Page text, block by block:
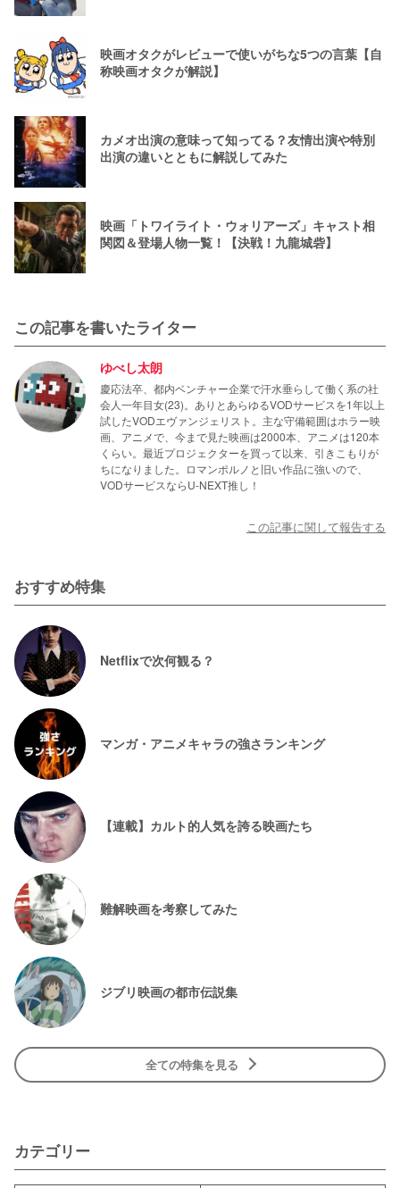
映画オタクがレビューで使いがちな5つの言葉【自
称映画オタクが解説】
カメオ出演の意味って知ってる？友情出演や特別
出演の違いとともに解説してみた
映画「トワイライト・ウォリアーズ」キャスト相
関図＆登場人物一覧！【決戦！九龍城砦】
この記事を書いたライター
ゆべし太朗
慶応法卒、都内ベンチャー企業で汗水垂らして働く系の社
会人一年目女(23)。ありとあらゆるVODサービスを1年以上
試したVODエヴァンジェリスト。主な守備範囲はホラー映
画、アニメで、今まで見た映画は2000本、アニメは120本
くらい。最近プロジェクターを買って以来、引きこもりが
ちになりました。ロマンポルノと旧い作品に強いので、
VODサービスならU-NEXT推し！
この記事に関して報告する
おすすめ特集
Netflixで次何観る？
マンガ・アニメキャラの強さランキング
【連載】カルト的人気を誇る映画たち
難解映画を考察してみた
ジブリ映画の都市伝説集
全ての特集を見る
カテゴリー